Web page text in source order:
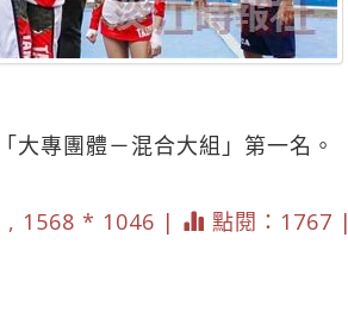
專團體－混合大組」第一名。
, 1568 * 1046 |
點閱：1767 |